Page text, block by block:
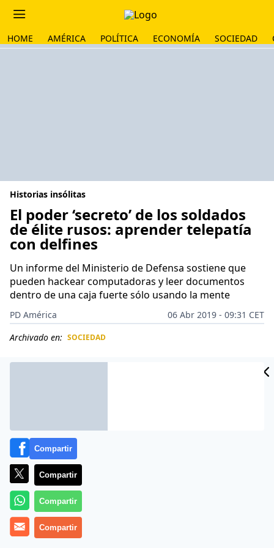
HOME AMÉRICA POLÍTICA ECONOMÍA SOCIEDAD
Historias insólitas
El poder ‘secreto’ de los soldados
de élite rusos: aprender telepatía
con delfines
Un informe del Ministerio de Defensa sostiene que
pueden hackear computadoras y leer documentos
dentro de una caja fuerte sólo usando la mente
PD América
06 Abr 2019 - 09:31 CET
Archivado en: SOCIEDAD
Los soldados rusos de élite
Compartir
Compartir
Compartir
Compartir